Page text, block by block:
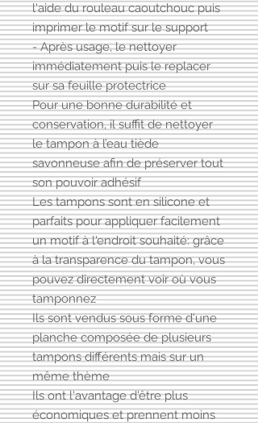
l'aide du rouleau caoutchouc puis
imprimer le motif sur le support
- Après usage, le nettoyer
immédiatement puis le replacer
sur sa feuille protectrice
Pour une bonne durabilité et
conservation, il suffit de nettoyer
le tampon à l’eau tiède
savonneuse afin de préserver tout
son pouvoir adhésif
Les tampons sont en silicone et
parfaits pour appliquer facilement
un motif à l'endroit souhaité: grâce
à la transparence du tampon, vous
pouvez directement voir où vous
tamponnez
Ils sont vendus sous forme d'une
planche composée de plusieurs
tampons différents mais sur un
même thème
Ils ont l'avantage d'être plus
économiques et prennent moins